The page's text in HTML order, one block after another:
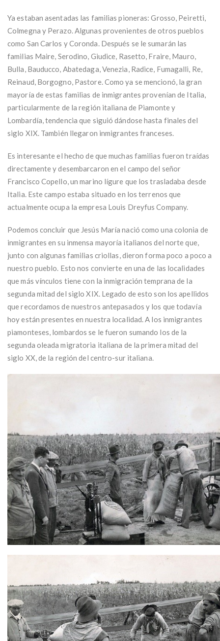
Ya estaban asentadas las familias pioneras: Grosso, Peiretti,
Colmegna y Perazo. Algunas provenientes de otros pueblos
como San Carlos y Coronda. Después se le sumarán las
familias Maire, Serodino, Giudice, Rasetto, Fraire, Mauro,
Bulla, Bauducco, Abatedaga, Venezia, Radice, Fumagalli, Re,
Reinaud, Borgogno, Pastore. Como ya se mencionó, la gran
mayoría de estas familias de inmigrantes provenían de Italia,
particularmente de la región italiana de Piamonte y
Lombardía, tendencia que siguió dándose hasta finales del
siglo XIX. También llegaron inmigrantes franceses.
Es interesante el hecho de que muchas familias fueron traídas
directamente y desembarcaron en el campo del señor
Francisco Copello, un marino lígure que los trasladaba desde
Italia. Este campo estaba situado en los terrenos que
actualmente ocupa la empresa Louis Dreyfus Company.
Podemos concluir que Jesús María nació como una colonia de
inmigrantes en su inmensa mayoría italianos del norte que,
junto con algunas familias criollas, dieron forma poco a poco a
nuestro pueblo. Esto nos convierte en una de las localidades
que más vínculos tiene con la inmigración temprana de la
segunda mitad del siglo XIX. Legado de esto son los apellidos
que recordamos de nuestros antepasados y los que todavía
hoy están presentes en nuestra localidad. A los inmigrantes
piamonteses, lombardos se le fueron sumando los de la
segunda oleada migratoria italiana de la primera mitad del
siglo XX, de la región del centro-sur italiana.